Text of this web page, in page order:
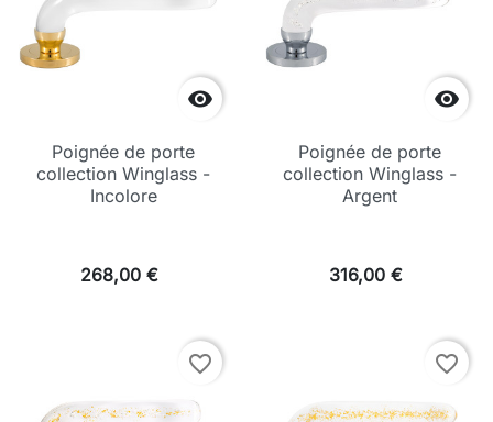

Poignée de porte
collection Winglass -
Incolore
268,00 €

Poignée de porte
collection Winglass -
Argent
316,00 €
favorite_border favorite_border